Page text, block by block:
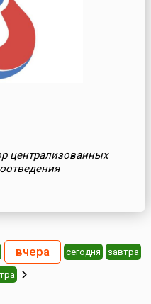
централизованных
вчера cегодня завтра